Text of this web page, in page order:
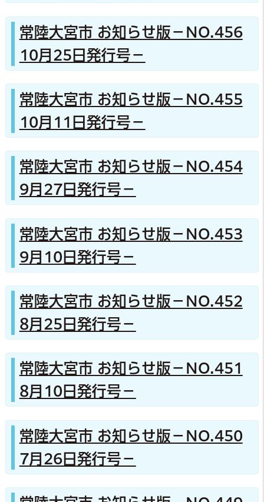
常陸大宮市 お知らせ版－NO.456
10月25日発行号－
常陸大宮市 お知らせ版－NO.455
10月11日発行号－
常陸大宮市 お知らせ版－NO.454
9月27日発行号－
常陸大宮市 お知らせ版－NO.453
9月10日発行号－
常陸大宮市 お知らせ版－NO.452
8月25日発行号－
常陸大宮市 お知らせ版－NO.451
8月10日発行号－
常陸大宮市 お知らせ版－NO.450
7月26日発行号－